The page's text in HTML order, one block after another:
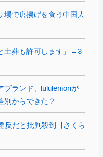
場で唐揚げを食う中国人
土葬も許可します」→3
ブランド、lululemonが
からできた？
反だと批判殺到【さくら